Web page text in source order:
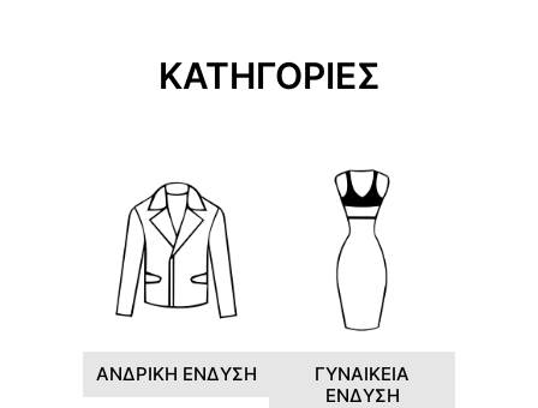
ΚΑΤΗΓΟΡΙΕΣ
ΑΝΔΡΙΚΗ ΕΝΔΥΣΗ
ΓΥΝΑΙΚΕΙΑ
ΕΝΔΥΣΗ